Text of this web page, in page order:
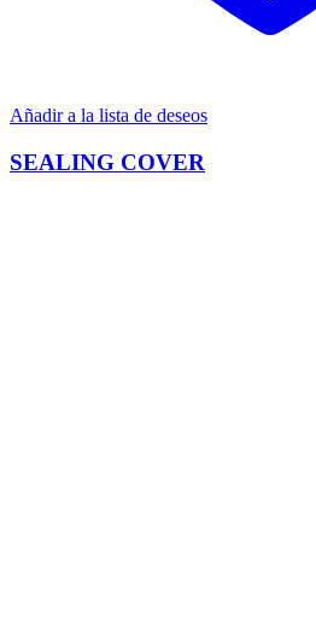
Añadir a la lista de deseos
SEALING COVER